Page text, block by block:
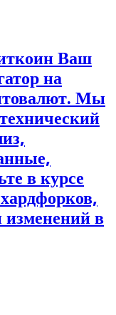
Ваш
на
Мы
в курсе
изменений в